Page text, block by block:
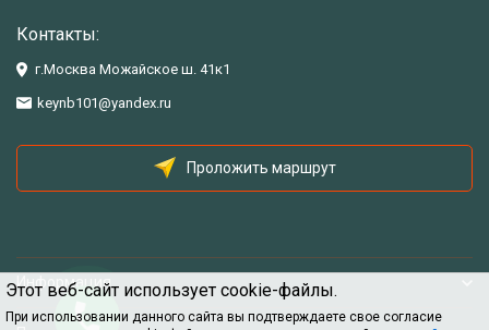
Этот веб-сайт использует cookie-файлы.
При использовании данного сайта вы подтверждаете свое согласие
Контакты:
г.Москва Можайское ш. 41к1
keynb101@yandex.ru
Проложить маршрут
Информация